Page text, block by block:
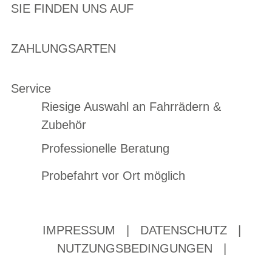
SIE FINDEN UNS AUF
ZAHLUNGSARTEN
Service
Riesige Auswahl an Fahrrädern &
Zubehör
Professionelle Beratung
Probefahrt vor Ort möglich
IMPRESSUM DATENSCHUTZ
NUTZUNGSBEDINGUNGEN